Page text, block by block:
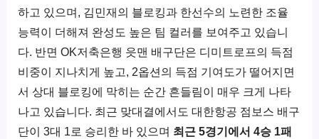
하고 있으며, 김민재의 블로킹과 한선수의 노련한 조율
능력이 더해져 완성도 높은 팀 컬러를 보여주고 있습니
다. 반면 OK저축은행 읏맨 배구단은 디미트로프의 득점
비중이 지나치게 높고, 2옵션의 득점 기여도가 떨어지면
서 상대 블로킹에 막히는 순간 흔들림이 매우 크게 나타
나고 있습니다. 최근 맞대결에서도 대한항공 점보스 배구
단이 3대 1로 승리한 바 있으며 최근 5경기에서 4승 1패